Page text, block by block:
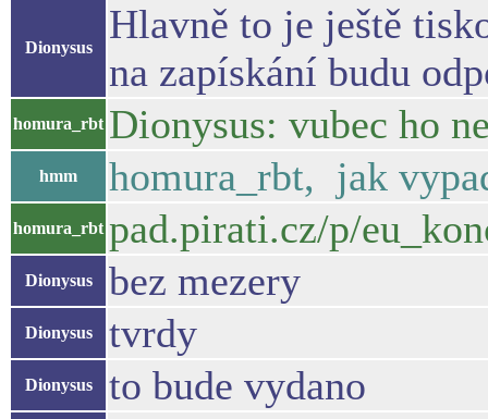
Dionysus
Hlavně to je ještě
na zapískání budu
homura_rbt Dionysus: vubec ho
hmm homura_rbt, jak
homura_rbt pad.pirati.cz/p/
Dionysus bez mezery
Dionysus tvrdy
Dionysus to bude vydano